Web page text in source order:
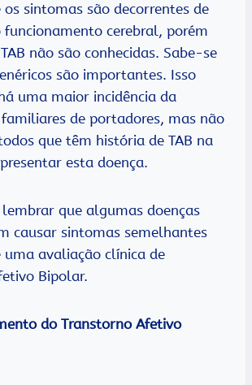
os sintomas são decorrentes de
funcionamento cerebral, porém
não são conhecidas. Sabe-se
são importantes. Isso
uma maior incidência da
de portadores, mas não
que têm história de TAB na
esta doença.
que algumas doenças
causar sintomas semelhantes
uma avaliação clínica de
Bipolar.
do Transtorno Afetivo